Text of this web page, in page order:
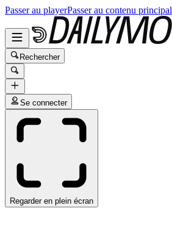
Passer au playerPasser au contenu principal
Rechercher
Se connecter
Regarder en plein écran